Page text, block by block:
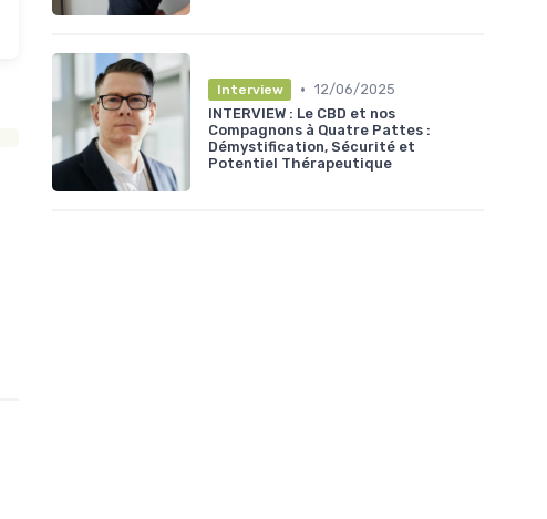
Interview • 12/06/2025
INTERVIEW : Le CBD et nos
Compagnons à Quatre Pattes :
Démystification, Sécurité et
Potentiel Thérapeutique